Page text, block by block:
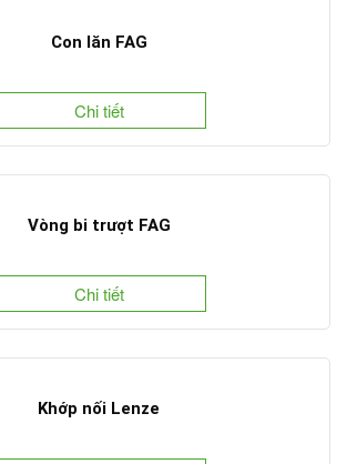
Con lăn FAG
Chi tiết
Vòng bi trượt FAG
Chi tiết
Khớp nối Lenze